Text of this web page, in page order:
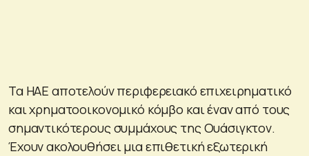
Τα ΗΑΕ αποτελούν περιφερειακό επιχειρηματικό
και χρηματοοικονομικό κόμβο και έναν από τους
σημαντικότερους συμμάχους της Ουάσιγκτον.
Έχουν ακολουθήσει μια επιθετική εξωτερική